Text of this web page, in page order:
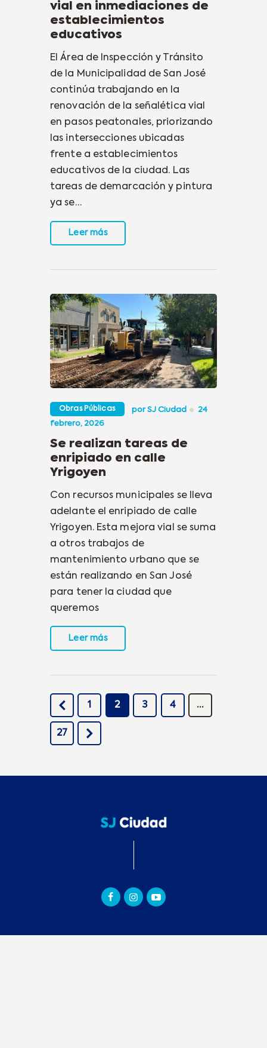
vial en inmediaciones de
establecimientos
educativos
El Área de Inspección y Tránsito
de la Municipalidad de San José
continúa trabajando en la
renovación de la señalética vial
en pasos peatonales, priorizando
las intersecciones ubicadas
frente a establecimientos
educativos de la ciudad. Las
tareas de demarcación y pintura
ya se…
Leer más
Obras Públicas porSJ Ciudad
24
febrero, 2026
Se realizan tareas de
enripiado en calle
Yrigoyen
Con recursos municipales se lleva
adelante el enripiado de calle
Yrigoyen. Esta mejora vial se suma
a otros trabajos de
mantenimiento urbano que se
están realizando en San José
para tener la ciudad que
queremos
Leer más
1 2 3 4 …
27